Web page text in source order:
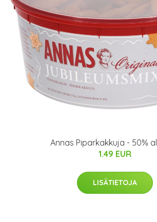
Annas Piparkakkuja - 50%
1.49 EUR
LISÄTIETOJA